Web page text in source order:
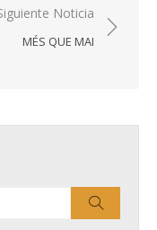
Noticia
MÉS QUE MAI